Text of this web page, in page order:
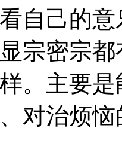
自己的
宗密宗
。主要
对治烦